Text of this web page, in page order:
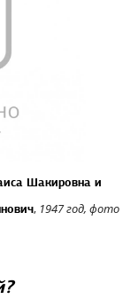
Шакировна и
, 1947 год, фото